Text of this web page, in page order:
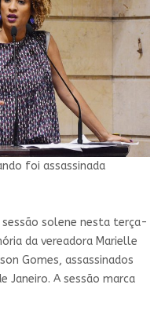
foi assassinada
sessão solene nesta terça-
da vereadora Marielle
Gomes, assassinados
Janeiro. A sessão marca